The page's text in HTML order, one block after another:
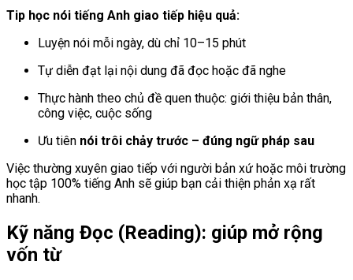
Tip học nói tiếng Anh giao tiếp hiệu quả:
Luyện nói mỗi ngày, dù chỉ 10–15 phút
Tự diễn đạt lại nội dung đã đọc hoặc đã nghe
Thực hành theo chủ đề quen thuộc: giới thiệu bản thân,
công việc, cuộc sống
Ưu tiên nói trôi chảy trước – đúng ngữ pháp sau
Việc thường xuyên giao tiếp với người bản xứ hoặc môi trường
học tập 100% tiếng Anh sẽ giúp bạn cải thiện phản xạ rất
nhanh.
Kỹ năng Đọc (Reading): giúp mở rộng
vốn từ